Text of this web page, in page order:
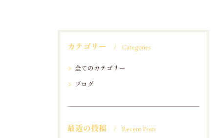
カテゴリー Categories
全てのカテゴリー
ブログ
最近の投稿 Recent Posts